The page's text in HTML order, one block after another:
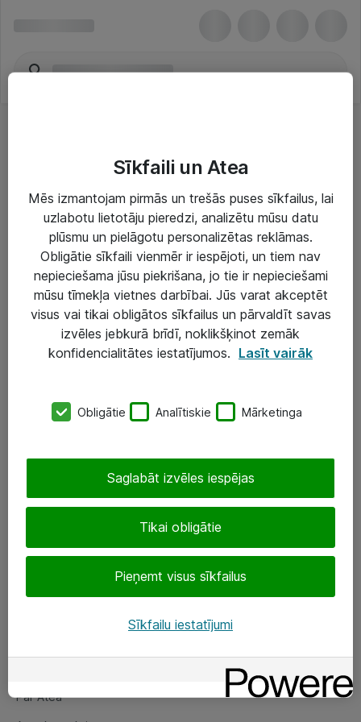
Risinājumi & Pakalpojumi
IT serviss un atbalsts
IT infrastruktūra
Darba vietu IT risinājumi
Serveri un datu centri
SIA „ATEA”
eShop@atea.lv
Sekojiet mums
Par Atea
Par Atea
Sīkfaili un Atea
Mēs izmantojam pirmās un trešās puses sīkfailus, lai
uzlabotu lietotāju pieredzi, analizētu mūsu datu
plūsmu un pielāgotu personalizētas reklāmas.
Obligātie sīkfaili vienmēr ir iespējoti, un tiem nav
nepieciešama jūsu piekrišana, jo tie ir nepieciešami
mūsu tīmekļa vietnes darbībai. Jūs varat akceptēt
visus vai tikai obligātos sīkfailus un pārvaldīt savas
izvēles jebkurā brīdī, noklikšķinot zemāk
konfidencialitātes iestatījumos. Lasīt vairāk
Obligātie Analītiskie Mārketinga
Tikai obligātie
Pieņemt visus sīkfailus
Saglabāt izvēles iespējas
Sīkfailu iestatījumi